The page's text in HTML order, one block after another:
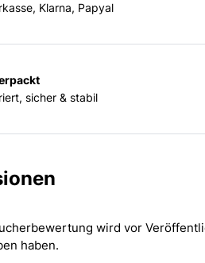
Klarna, Papyal
sicher & stabil
wird vor
haben.